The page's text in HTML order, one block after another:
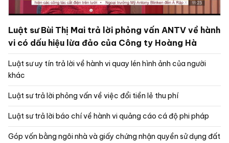
Luật sư Bùi Thị Mai trả lời phỏng vấn ANTV về hành
vi có dấu hiệu lừa đảo của Công ty Hoàng Hà
Luật sư uy tín trả lời về hành vi quay lén hình ảnh của người
khác
Luật sư trả lời phỏng vấn về việc đổi tiền lẻ thu phí
Luật sư trả lời báo chí về hành vi quảng cáo cá độ phi pháp
Góp vốn bằng ngôi nhà và giấy chứng nhận quyền sử dụng đất